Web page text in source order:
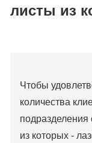
перфорированные
листы из
Чтобы
количества
из которых -